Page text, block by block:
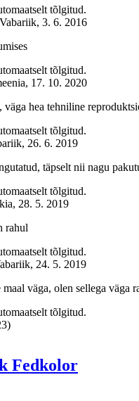
tõlgitud.
, 3. 6. 2016
tõlgitud.
, 17. 10. 2020
väga hea tehniline
tõlgitud.
, 26. 6. 2019
täpselt nii nagu
tõlgitud.
, 28. 5. 2019
rahul
tõlgitud.
, 24. 5. 2019
väga, olen sellega väga
tõlgitud.
)
Fedkolor